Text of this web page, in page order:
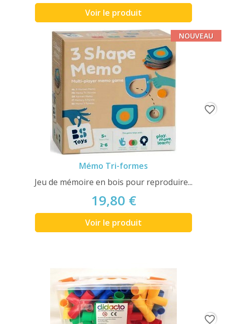
Voir le produit
Mémo Tri-formes
Jeu de mémoire en bois pour reproduire...
19,80 €
Voir le produit
NOUVEAU
favorite_border
favorite_border